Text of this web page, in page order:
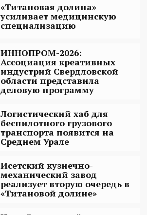
«Титановая долина»
усиливает медицинскую
специализацию
ИННОПРОМ-2026:
Ассоциация креативных
индустрий Свердловской
области представила
деловую программу
Логистический хаб для
беспилотного грузового
транспорта появится на
Среднем Урале
Исетский кузнечно-
механический завод
реализует вторую очередь в
«Титановой долине»